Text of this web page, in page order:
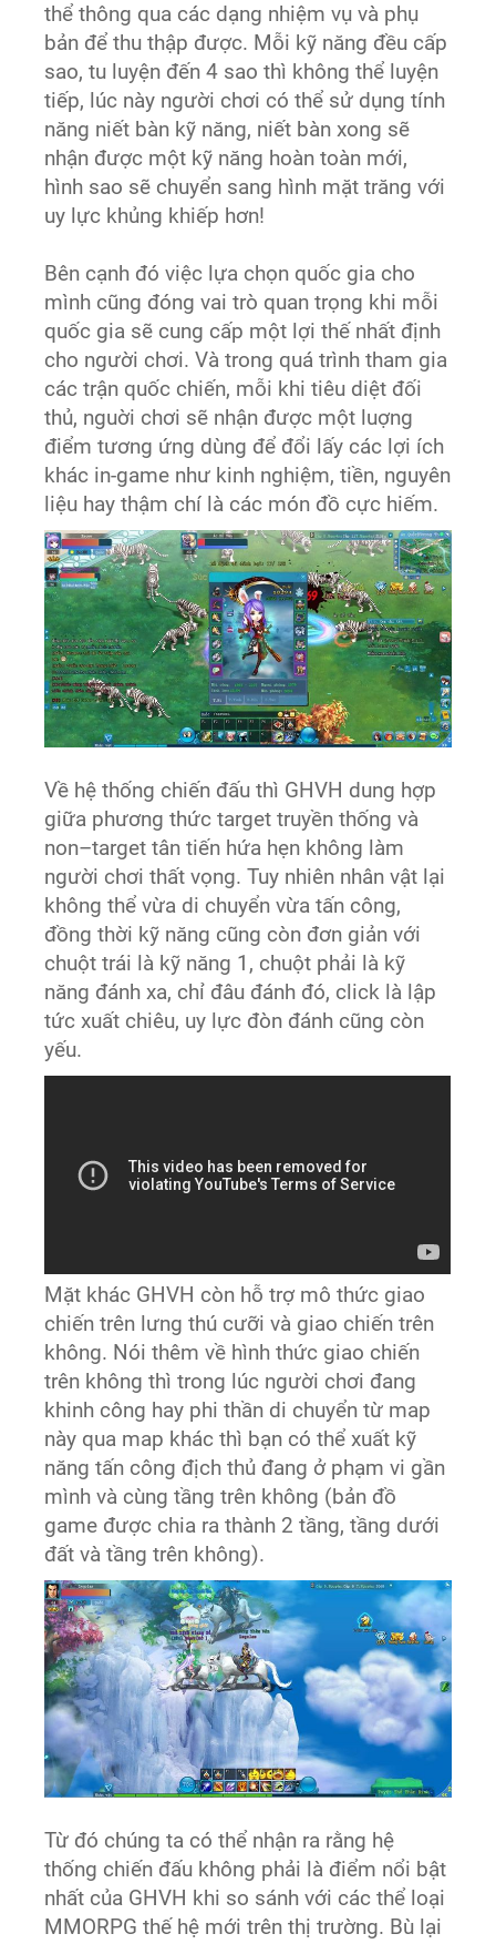
thể thông qua các dạng nhiệm vụ và phụ
bản để thu thập được. Mỗi kỹ năng đều cấp
sao, tu luyện đến 4 sao thì không thể luyện
tiếp, lúc này người chơi có thể sử dụng tính
năng niết bàn kỹ năng, niết bàn xong sẽ
nhận được một kỹ năng hoàn toàn mới,
hình sao sẽ chuyển sang hình mặt trăng với
uy lực khủng khiếp hơn!
Bên cạnh đó việc lựa chọn quốc gia cho
mình cũng đóng vai trò quan trọng khi mỗi
quốc gia sẽ cung cấp một lợi thế nhất định
cho người chơi. Và trong quá trình tham gia
các trận quốc chiến, mỗi khi tiêu diệt đối
thủ, nguời chơi sẽ nhận được một luợng
điểm tương ứng dùng để đổi lấy các lợi ích
khác in-game như kinh nghiệm, tiền, nguyên
liệu hay thậm chí là các món đồ cực hiếm.
Về hệ thống chiến đấu thì GHVH dung hợp
giữa phương thức target truyền thống và
non–target tân tiến hứa hẹn không làm
người chơi thất vọng. Tuy nhiên nhân vật lại
không thể vừa di chuyển vừa tấn công,
đồng thời kỹ năng cũng còn đơn giản với
chuột trái là kỹ năng 1, chuột phải là kỹ
năng đánh xa, chỉ đâu đánh đó, click là lập
tức xuất chiêu, uy lực đòn đánh cũng còn
yếu.
Mặt khác GHVH còn hỗ trợ mô thức giao
chiến trên lưng thú cưỡi và giao chiến trên
không. Nói thêm về hình thức giao chiến
trên không thì trong lúc người chơi đang
khinh công hay phi thần di chuyển từ map
này qua map khác thì bạn có thể xuất kỹ
năng tấn công địch thủ đang ở phạm vi gần
mình và cùng tầng trên không (bản đồ
game được chia ra thành 2 tầng, tầng dưới
đất và tầng trên không).
Từ đó chúng ta có thể nhận ra rằng hệ
thống chiến đấu không phải là điểm nổi bật
nhất của GHVH khi so sánh với các thể loại
MMORPG thế hệ mới trên thị trường. Bù lại